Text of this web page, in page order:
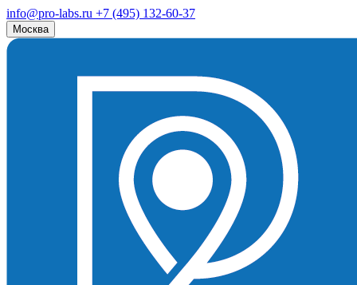
info@pro-labs.ru +7 (495) 132-60-37
Москва